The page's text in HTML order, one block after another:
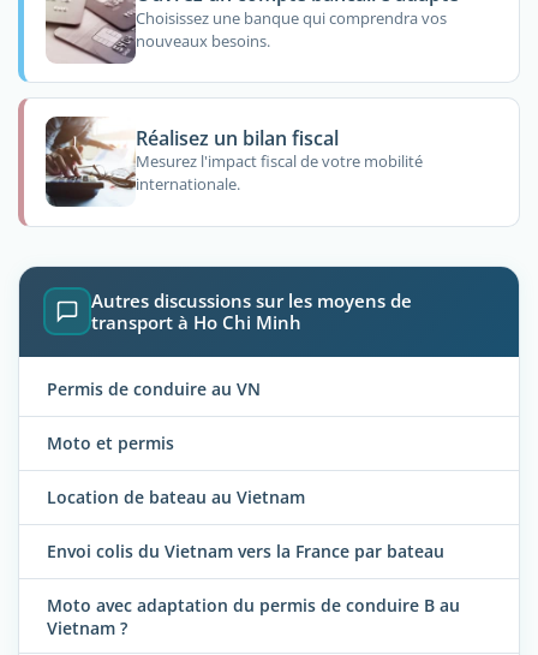
Choisissez une banque qui comprendra vos
nouveaux besoins.
Réalisez un bilan fiscal
Mesurez l'impact fiscal de votre mobilité
internationale.
Autres discussions sur les moyens de
transport à Ho Chi Minh
Permis de conduire au VN
Moto et permis
Location de bateau au Vietnam
Envoi colis du Vietnam vers la France par bateau
Moto avec adaptation du permis de conduire B au
Vietnam ?